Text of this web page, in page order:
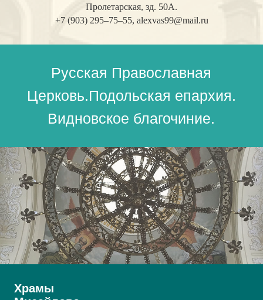
Пролетарская, зд. 50А.
+7 (903) 295–75–55, alexvas99@mail.ru
Храмы